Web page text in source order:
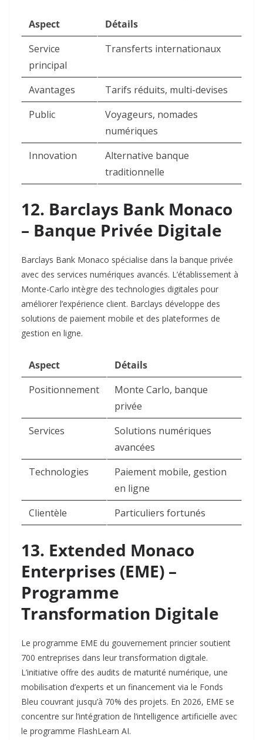
Aspect
Détails
Service
principal
Transferts internationaux
Avantages
Tarifs réduits, multi-devises
Public
Voyageurs, nomades
numériques
Innovation
Alternative banque
traditionnelle
12. Barclays Bank Monaco
– Banque Privée Digitale
Barclays Bank Monaco spécialise dans la banque privée
avec des services numériques avancés. L’établissement à
Monte-Carlo intègre des technologies digitales pour
améliorer l’expérience client. Barclays développe des
solutions de paiement mobile et des plateformes de
gestion en ligne.​
Aspect
Détails
Positionnement
Monte Carlo, banque
privée
Services
Solutions numériques
avancées
Technologies
Paiement mobile, gestion
en ligne
Clientèle
Particuliers fortunés
13. Extended Monaco
Enterprises (EME) –
Programme
Transformation Digitale
Le programme EME du gouvernement princier soutient
700 entreprises dans leur transformation digitale.
L’initiative offre des audits de maturité numérique, une
mobilisation d’experts et un financement via le Fonds
Bleu couvrant jusqu’à 70% des projets. En 2026, EME se
concentre sur l’intégration de l’intelligence artificielle avec
le programme FlashLearn AI.​